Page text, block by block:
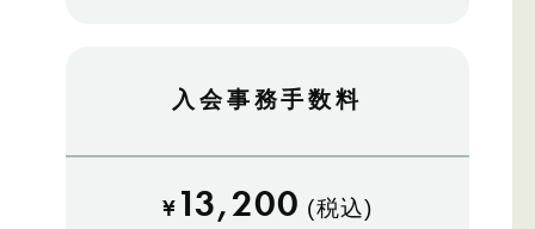
入会事務手数料
¥ 13,200 (税込)